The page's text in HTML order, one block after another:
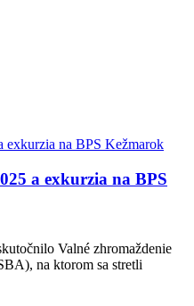
a exkurzia na BPS
Valné zhromaždenie
na ktorom sa stretli